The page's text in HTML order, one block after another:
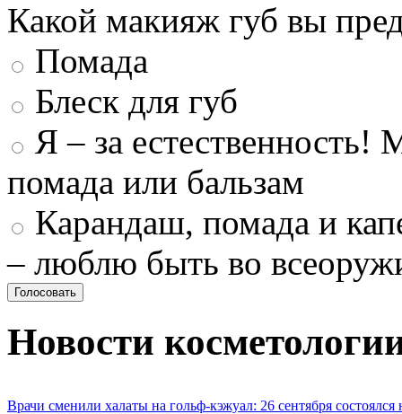
Какой макияж губ вы
Помада
Блеск для губ
Я – за естественность!
помада или бальзам
Карандаш, помада и
– люблю быть во
Новости
Врачи сменили халаты на гольф-кэжуал: 26 сентября